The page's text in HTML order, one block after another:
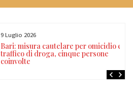
9 Luglio 2026
Bari: misura cautelare per omicidio e
traffico di droga, cinque persone
coinvolte